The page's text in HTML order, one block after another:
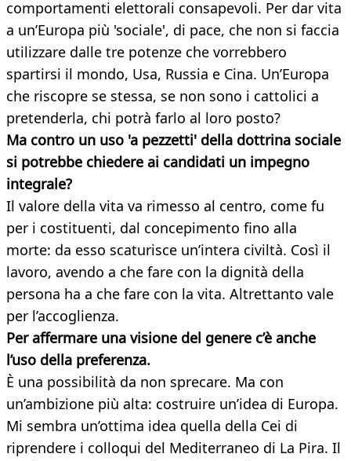
comportamenti elettorali consapevoli. Per dar vita
a un’Europa più 'sociale', di pace, che non si faccia
utilizzare dalle tre potenze che vorrebbero
spartirsi il mondo, Usa, Russia e Cina. Un’Europa
che riscopre se stessa, se non sono i cattolici a
pretenderla, chi potrà farlo al loro posto?
Ma contro un uso 'a pezzetti' della dottrina sociale
si potrebbe chiedere ai candidati un impegno
integrale?
Il valore della vita va rimesso al centro, come fu
per i costituenti, dal concepimento fino alla
morte: da esso scaturisce un’intera civiltà. Così il
lavoro, avendo a che fare con la dignità della
persona ha a che fare con la vita. Altrettanto vale
per l’accoglienza.
Per affermare una visione del genere c’è anche
l’uso della preferenza.
È una possibilità da non sprecare. Ma con
un’ambizione più alta: costruire un’idea di Europa.
Mi sembra un’ottima idea quella della Cei di
riprendere i colloqui del Mediterraneo di La Pira. Il